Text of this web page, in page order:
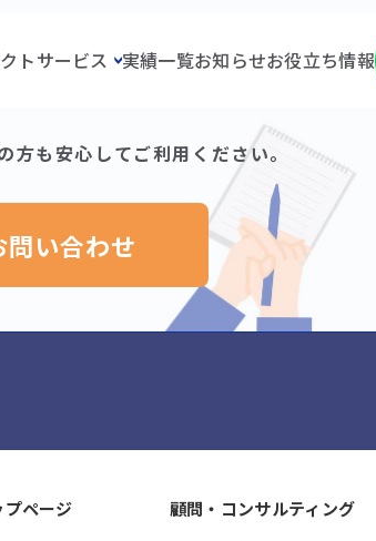
トサービス 実績一覧お知らせお役立ち情報
受付中!
方も安心してご利用ください。
問い合わせ
プページ
顧問・コンサルティング